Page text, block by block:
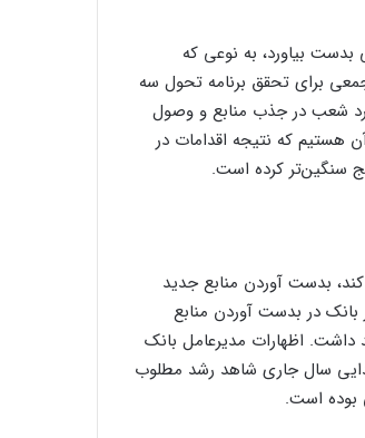
بدست بیاورد، به نوعی که
برای تحقق برنامه تحول سه
شعب در جذب منابع و وصول
هستیم که نتیجه اقدامات در
سنگین‌تر کرده است.
کند، بدست آوردن منابع جدید
در بدست آوردن منابع
داشت. اظهارات مدیرعامل بانک
سال جاری شاهد رشد مطلوب
بوده است.